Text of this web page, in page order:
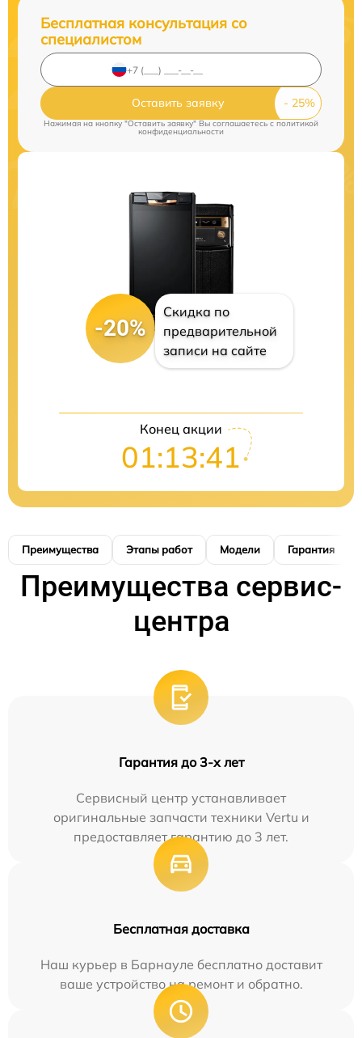
Бесплатная консультация со
специалистом
Оставить заявку
Нажимая на кнопку "Оставить заявку" Вы соглашаетесь cполитикой
конфиденциальности
-20%
Скидка по
предварительной
записи на сайте
Конец акции
01:13:40
Преимущества Этапы работ Модели Гарантия
Преимущества сервис-
центра
Гарантия до 3-х лет
Сервисный центр устанавливает
оригинальные запчасти техники Vertu и
предоставляет гарантию до 3 лет.
Бесплатная доставка
Наш курьер в Барнауле бесплатно доставит
ваше устройство на ремонт и обратно.